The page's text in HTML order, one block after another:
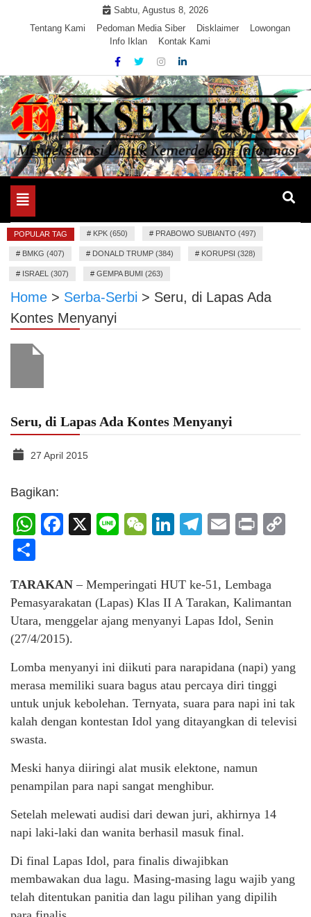
Sabtu, Agustus 8, 2026
Tentang Kami
Pedoman Media Siber Disklaimer
Lowongan
Info Iklan
Kontak Kami
EKSEKUTOR
Mengeksekusi Berita Untuk Kemerdekaan dan Keadilan
Toggle
navigation
POPULAR TAG # KPK (650) # PRABOWO SUBIANTO (497)
# BMKG (407) # DONALD TRUMP (384) # KORUPSI (328)
# ISRAEL (307) # GEMPA BUMI (263)
Home > Serba-Serbi > Seru, di Lapas Ada
Kontes Menyanyi
Seru, di Lapas Ada Kontes Menyanyi
27 April 2015
Bagikan:
WhatsApp
Facebook
X LineWeChat
LinkedIn
Telegram
Email
Print
TARAKAN – Memperingati HUT ke-51, Lembaga
Pemasyarakatan (Lapas) Klas II A Tarakan, Kalimantan
Utara, menggelar ajang menyanyi Lapas Idol, Senin
(27/4/2015).
Lomba menyanyi ini diikuti para narapidana (napi) yang
merasa memiliki suara bagus atau percaya diri tinggi
untuk unjuk kebolehan. Ternyata, suara para napi ini tak
kalah dengan kontestan Idol yang ditayangkan di televisi
swasta.
Meski hanya diiringi alat musik elektone, namun
penampilan para napi sangat menghibur.
Setelah melewati audisi dari dewan juri, akhirnya 14
napi laki-laki dan wanita berhasil masuk final.
Di final Lapas Idol, para finalis diwajibkan
membawakan dua lagu. Masing-masing lagu wajib yang
telah ditentukan panitia dan lagu pilihan yang dipilih